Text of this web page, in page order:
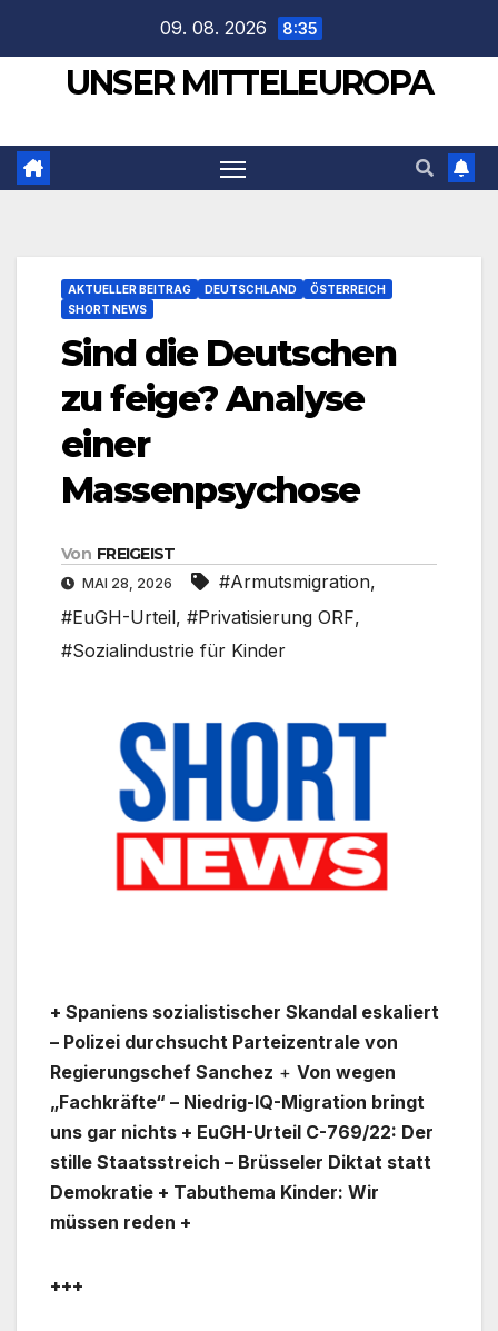
springen
09. 08. 2026 8:35
UNSER MITTELEUROPA
AKTUELLER BEITRAG DEUTSCHLAND
ÖSTERREICH
SHORT NEWS
Sind die Deutschen
zu feige? Analyse
einer
Massenpsychose
Von FREIGEIST
MAI 28, 2026 #Armutsmigration,
#EuGH-Urteil, #Privatisierung ORF,
#Sozialindustrie für Kinder
+ Spaniens sozialistischer Skandal eskaliert
– Polizei durchsucht Parteizentrale von
Regierungschef Sanchez + Von wegen
„Fachkräfte“ – Niedrig-IQ-Migration bringt
uns gar nichts + EuGH-Urteil C-769/22: Der
stille Staatsstreich – Brüsseler Diktat statt
Demokratie + Tabuthema Kinder: Wir
müssen reden +
+++